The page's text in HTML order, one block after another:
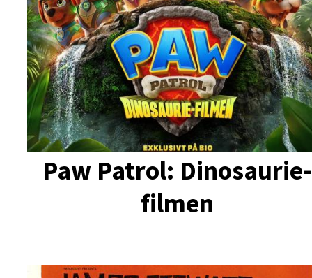
Paw Patrol: Dinosaurie-
filmen